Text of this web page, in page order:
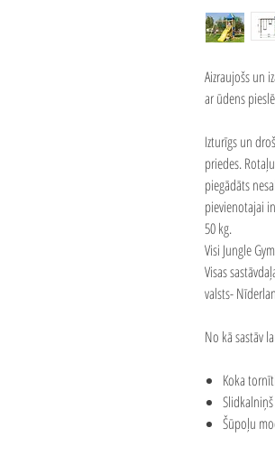
Aizraujošs un
ar ūdens
Izturīgs un
priedes.
piegādāts
pievienotajai
50 kg.
Visi Jungle
Visas
valsts-
No kā sastāv
Koka
Šūpoļu